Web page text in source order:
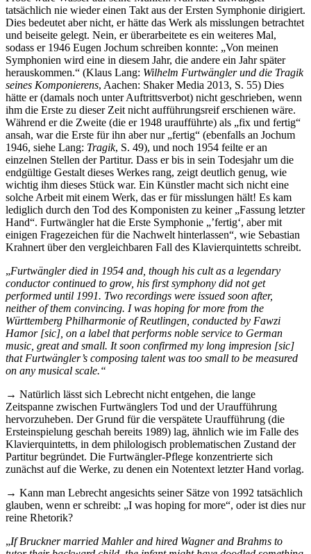
tatsächlich nie wieder einen Takt aus der Ersten Symphonie dirigiert.
Dies bedeutet aber nicht, er hätte das Werk als misslungen betrachtet
und beiseite gelegt. Nein, er überarbeitete es ein weiteres Mal,
sodass er 1946 Eugen Jochum schreiben konnte: „Von meinen
Symphonien wird eine in diesem Jahr, die andere ein Jahr später
herauskommen.“ (Klaus Lang: Wilhelm Furtwängler und die Tragik
seines Komponierens, Aachen: Shaker Media 2013, S. 55) Dies
hätte er (damals noch unter Auftrittsverbot) nicht geschrieben, wenn
ihm die Erste zu dieser Zeit nicht aufführungsreif erschienen wäre.
Während er die Zweite (die er 1948 uraufführte) als „fix und fertig“
ansah, war die Erste für ihn aber nur „fertig“ (ebenfalls an Jochum
1946, siehe Lang: Tragik, S. 49), und noch 1954 feilte er an
einzelnen Stellen der Partitur. Dass er bis in sein Todesjahr um die
endgültige Gestalt dieses Werkes rang, zeigt deutlich genug, wie
wichtig ihm dieses Stück war. Ein Künstler macht sich nicht eine
solche Arbeit mit einem Werk, das er für misslungen hält! Es kam
lediglich durch den Tod des Komponisten zu keiner „Fassung letzter
Hand“. Furtwängler hat die Erste Symphonie „’fertig‘, aber mit
einigen Fragezeichen für die Nachwelt hinterlassen“, wie Sebastian
Krahnert über den vergleichbaren Fall des Klavierquintetts schreibt.
„Furtwängler died in 1954 and, though his cult as a legendary
conductor continued to grow, his first symphony did not get
performed until 1991. Two recordings were issued soon after,
neither of them convincing. I was hoping for more from the
Württemberg Philharmonie of Reutlingen, conducted by Fawzi
Hamor [sic], on a label that performs noble service to German
music, great and small. It soon confirmed my long impresion [sic]
that Furtwängler’s composing talent was too small to be measured
on any musical scale.“
→ Natürlich lässt sich Lebrecht nicht entgehen, die lange
Zeitspanne zwischen Furtwänglers Tod und der Uraufführung
hervorzuheben. Der Grund für die verspätete Uraufführung (die
Ersteinspielung geschah bereits 1989) lag, ähnlich wie im Falle des
Klavierquintetts, in dem philologisch problematischen Zustand der
Partitur begründet. Die Furtwängler-Pflege konzentrierte sich
zunächst auf die Werke, zu denen ein Notentext letzter Hand vorlag.
→ Kann man Lebrecht angesichts seiner Sätze von 1992 tatsächlich
glauben, wenn er schreibt: „I was hoping for more“, oder ist dies nur
reine Rhetorik?
„If Bruckner married Mahler and hired Wagner and Brahms to